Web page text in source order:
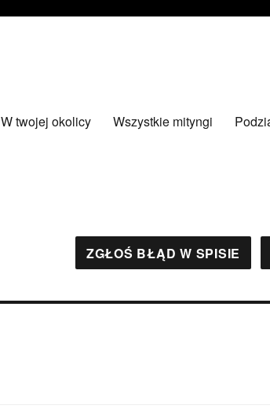
W twojej okolicy Wszystkie mityngi
ZGŁOŚ BŁĄD W SPISIE